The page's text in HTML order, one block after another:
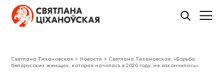
Светлана Тихановская > Новости > Светлана Тихановская: «Борьба
беларусских женщин, которая началась в 2020 году, не закончилась»